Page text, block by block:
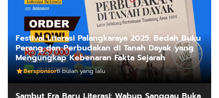
Festival Literasi Palangkaraya 2025: Bedah Buku
Perang dan Perbudakan di Tanah Dayak yang
Mengungkap Kebenaran Fakta Sejarah
Bersponsor8 bulan yang lalu